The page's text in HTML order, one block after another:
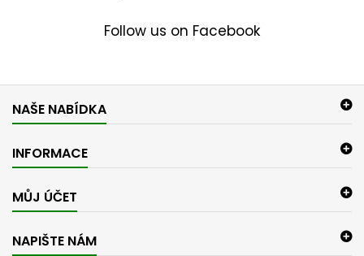
Follow us on Facebook
NAŠE NABÍDKA
INFORMACE
MŮJ ÚČET
NAPIŠTE NÁM